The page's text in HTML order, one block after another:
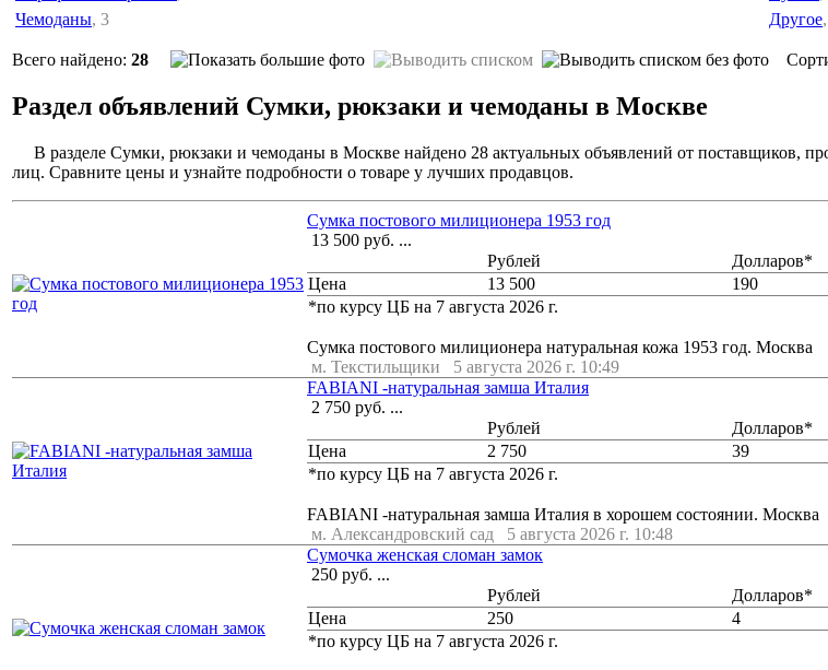
Чемоданы, 3 Другое
Всего найдено: 28
Раздел объявлений Сумки, рюкзаки и чемоданы в Москве
В разделе Сумки, рюкзаки и чемоданы в Москве найдено 28 актуальных объявлений от поставщиков,
лиц. Сравните цены и узнайте подробности о товаре у лучших продавцов.
Сумка постового милиционера 1953 год
13 500 руб. ...
Рублей
Долларов*
Цена
13 500
190
*по курсу ЦБ на 7 августа 2026 г.
Сумка постового милиционера натуральная кожа 1953 год. Москва
м. Текстильщики
5 августа 2026 г. 10:49
FABIANI -натуральная замша Италия
2 750 руб. ...
Рублей
Долларов*
Цена
2 750
39
*по курсу ЦБ на 7 августа 2026 г.
FABIANI -натуральная замша Италия в хорошем состоянии. Москва
м. Александровский сад
5 августа 2026 г. 10:48
Cумочка женская сломан замок
250 руб. ...
Рублей
Долларов*
Цена
250
4
*по курсу ЦБ на 7 августа 2026 г.